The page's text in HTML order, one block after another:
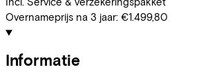
Overnameprijs na 3 jaar: €1.499,80
Informatie